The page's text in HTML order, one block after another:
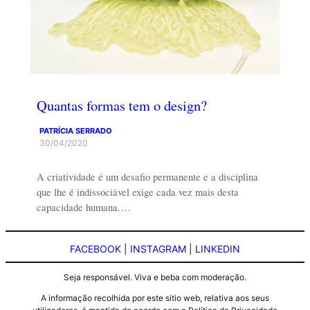
Quantas formas tem o design?
PATRÍCIA SERRADO
30/04/2020
A criatividade é um desafio permanente e a disciplina
que lhe é indissociável exige cada vez mais desta
capacidade humana.…
FACEBOOK INSTAGRAM LINKEDIN
Seja responsável. Viva e beba com moderação.
A informação recolhida por este sitio web, relativa aos seus